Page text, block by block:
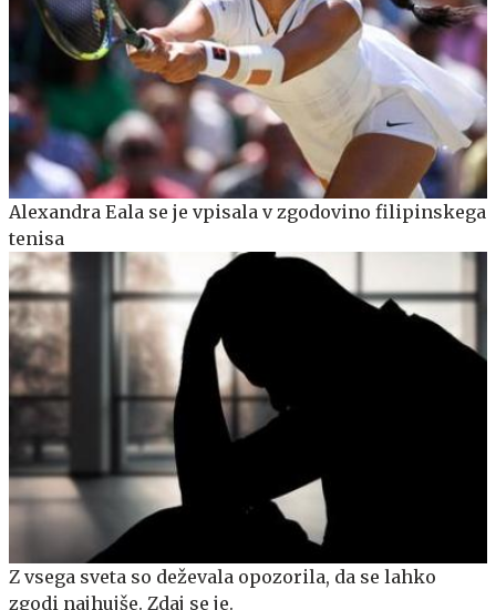
Alexandra Eala se je vpisala v zgodovino filipinskega
tenisa
Z vsega sveta so deževala opozorila, da se lahko
zgodi najhujše. Zdaj se je.